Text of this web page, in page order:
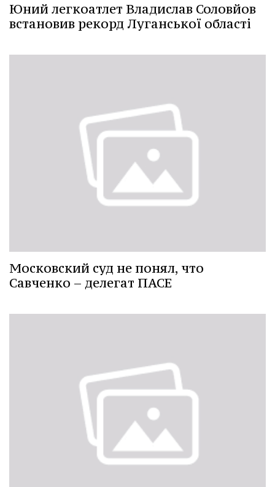
Юний легкоатлет Владислав Соловйов
встановив рекорд Луганської області
Московский суд не понял, что
Савченко – делегат ПАСЕ